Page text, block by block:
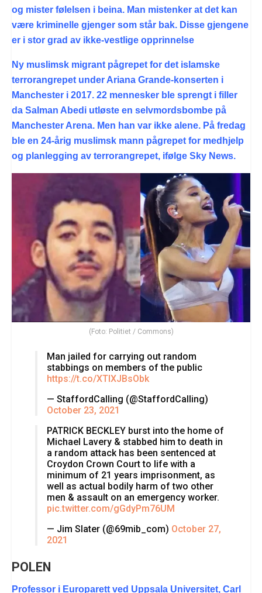
og mister følelsen i beina. Man mistenker at det kan
være kriminelle gjenger som står bak. Disse gjengene
er i stor grad av ikke-vestlige opprinnelse
Ny muslimsk migrant pågrepet for det islamske
terrorangrepet under Ariana Grande-konserten i
Manchester i 2017. 22 mennesker ble sprengt i filler
da Salman Abedi utløste en selvmordsbombe på
Manchester Arena. Men han var ikke alene. På fredag
ble en 24-årig muslimsk mann pågrepet for medhjelp
og planlegging av terrorangrepet, ifølge Sky News.
(Foto: Politiet / Commons)
Man jailed for carrying out random
stabbings on members of the public
https://t.co/XTIXJBsObk
— StaffordCalling (@StaffordCalling)
October 23, 2021
PATRICK BECKLEY burst into the home of
Michael Lavery & stabbed him to death in
a random attack has been sentenced at
Croydon Crown Court to life with a
minimum of 21 years imprisonment, as
well as actual bodily harm of two other
men & assault on an emergency worker.
pic.twitter.com/gGdyPm76UM
— Jim Slater (@69mib_com) October 27,
2021
POLEN
Professor i Europarett ved Uppsala Universitet, Carl